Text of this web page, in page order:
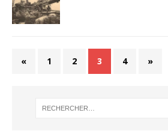
« 1 2 3 4 »